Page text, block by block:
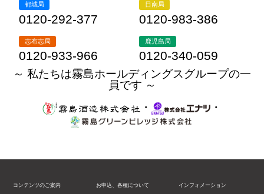
都城局
0120-292-377
日南局
0120-983-386
志布志局
0120-933-966
鹿児島局
0120-340-059
～ 私たちは霧島ホールディングスグループの一
員です ～
・
・
コンテンツのご案内 お申込、各種について インフォメーション